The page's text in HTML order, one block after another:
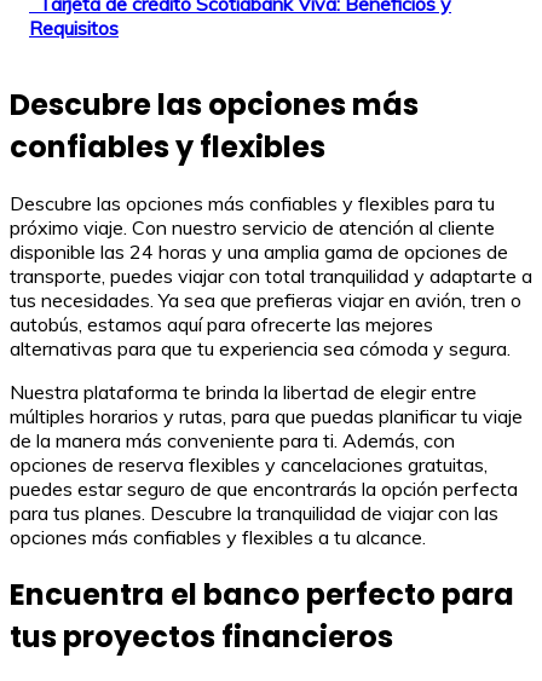
Requisitos
Descubre las opciones más
confiables y flexibles
Descubre las opciones más confiables y flexibles para tu
próximo viaje. Con nuestro servicio de atención al cliente
disponible las 24 horas y una amplia gama de opciones de
transporte, puedes viajar con total tranquilidad y adaptarte a
tus necesidades. Ya sea que prefieras viajar en avión, tren o
autobús, estamos aquí para ofrecerte las mejores
alternativas para que tu experiencia sea cómoda y segura.
Nuestra plataforma te brinda la libertad de elegir entre
múltiples horarios y rutas, para que puedas planificar tu viaje
de la manera más conveniente para ti. Además, con
opciones de reserva flexibles y cancelaciones gratuitas,
puedes estar seguro de que encontrarás la opción perfecta
para tus planes. Descubre la tranquilidad de viajar con las
opciones más confiables y flexibles a tu alcance.
Encuentra el banco perfecto para
tus proyectos financieros